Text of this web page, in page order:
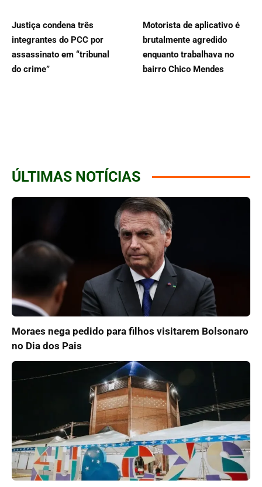
Justiça condena três
integrantes do PCC por
assassinato em “tribunal
do crime”
Motorista de aplicativo é
brutalmente agredido
enquanto trabalhava no
bairro Chico Mendes
ÚLTIMAS NOTÍCIAS
Moraes nega pedido para filhos visitarem Bolsonaro
no Dia dos Pais